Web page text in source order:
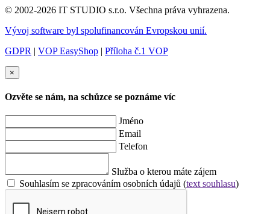
© 2002-2026 IT STUDIO s.r.o. Všechna práva vyhrazena.
Vývoj software byl spolufinancován Evropskou unií.
GDPR | VOP EasyShop | Příloha č.1 VOP
×
Ozvěte se nám, na schůzce se poznáme víc
Jméno
Email
Telefon
Služba o kterou máte zájem
Souhlasím se zpracováním osobních údajů (text souhlasu)